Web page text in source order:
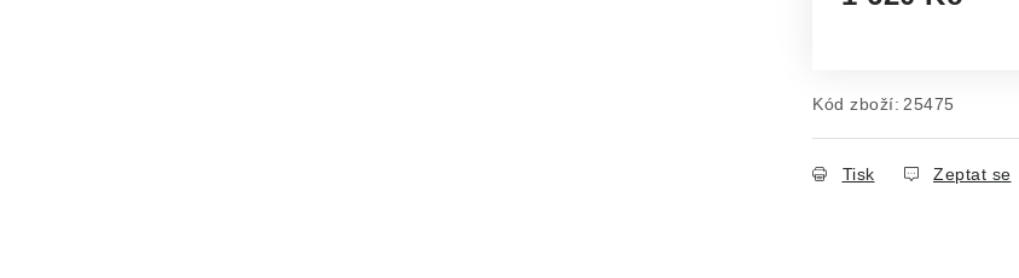
Kód zboží: 25475
Tisk Zeptat se